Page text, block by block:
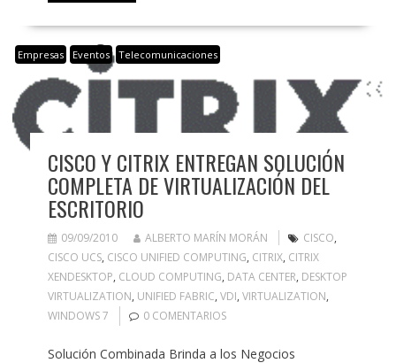
Empresas Eventos Telecomunicaciones
CISCO Y CITRIX ENTREGAN SOLUCIÓN
COMPLETA DE VIRTUALIZACIÓN DEL
ESCRITORIO
09/09/2010 ALBERTO MARÍN MORÁN CISCO,
CISCO UCS, CISCO UNIFIED COMPUTING, CITRIX, CITRIX
XENDESKTOP, CLOUD COMPUTING, DATA CENTER, DESKTOP
VIRTUALIZATION, UNIFIED FABRIC, VDI, VIRTUALIZATION,
WINDOWS 7
0 COMENTARIOS
Solución Combinada Brinda a los Negocios